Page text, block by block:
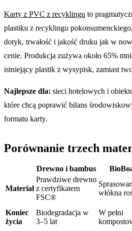
Karty z PVC z recyklingu to
plastiku z recyklingu
dotyk, trwałość i jakość druku jak w
cenie. Produkcja zużywa około 65%
istniejący plastik z wysypisk, zamiast
Najlepsze dla: sieci hotelowych i
które chcą poprawić bilans
formatu karty.
Porównanie trzech
Drewno i bambus
Materiał
Prawdziwe drewno
z certyfikatem
FSC®
włókna
Koniec
życia
Biodegradacja w
3–5 lat
W pełni